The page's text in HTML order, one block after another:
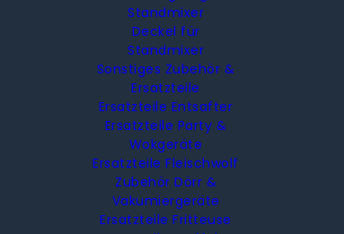
Standmixer
Deckel für
Standmixer
Sonstiges Zubehör &
Ersatzteile
Ersatzteile Entsafter
Ersatzteile Party &
Wokgeräte
Ersatzteile Fleischwolf
Zubehör Dörr &
Vakumiergeräte
Ersatzteile Fritteuse